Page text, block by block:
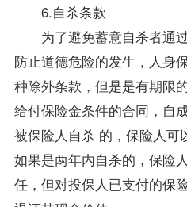
6.自杀条款
为了避免蓄意自杀者通过
防止道德危险的发生，人身
种除外条款，但是是有期限
给付保险金条件的合同，自
被保险人自杀 的，保险人可
如果是两年内自杀的，保险
任，但对投保人已支付的保